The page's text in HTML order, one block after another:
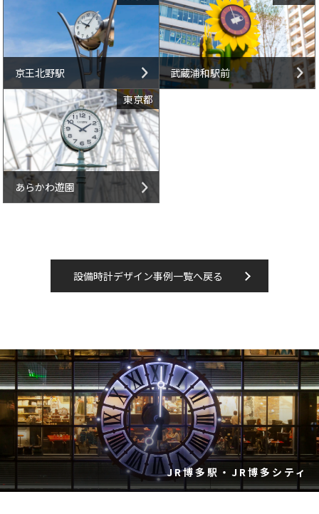
京王北野駅
武蔵浦和駅前
東京都
あらかわ遊園
設備時計デザイン事例一覧へ戻る
JR博多駅・JR博多シティ